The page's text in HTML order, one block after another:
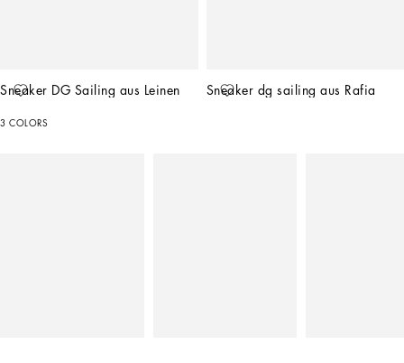
Sneaker DG Sailing aus Leinen
3 COLORS
Sneaker dg sailing aus Rafia